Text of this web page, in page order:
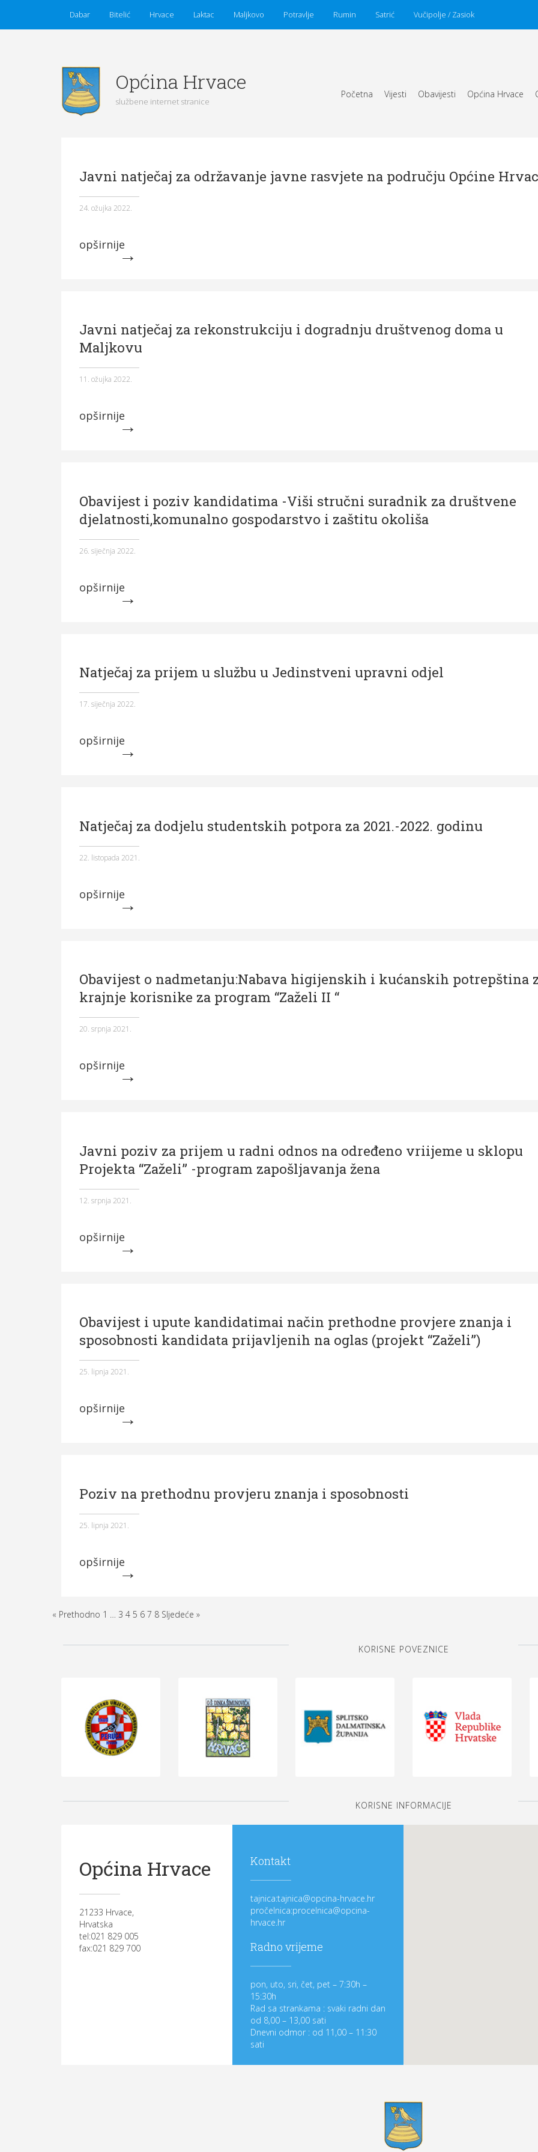
Dabar Bitelić Hrvace Laktac Maljkovo Potravlje Rumin Satrić Vučipolje / Zasiok
Općina Hrvace
službene internet stranice
Početna Vijesti Obavijesti Općina Hrvace
Općinska tijela
Pristup informacijama
Javni natječaj za održavanje javne rasvjete na području Općine
24. ožujka 2022.
opširnije
Javni natječaj za rekonstrukciju i dogradnju društvenog doma u
Maljkovu
11. ožujka 2022.
opširnije
Obavijest i poziv kandidatima -Viši stručni suradnik za društvene
djelatnosti,komunalno gospodarstvo i zaštitu okoliša
26. siječnja 2022.
opširnije
Natječaj za prijem u službu u Jedinstveni upravni odjel
17. siječnja 2022.
opširnije
Natječaj za dodjelu studentskih potpora za 2021.-2022. godinu
22. listopada 2021.
opširnije
Obavijest o nadmetanju:Nabava higijenskih i kućanskih potrepština
krajnje korisnike za program “Zaželi II “
20. srpnja 2021.
opširnije
Javni poziv za prijem u radni odnos na određeno vriijeme u sklopu
Projekta “Zaželi” -program zapošljavanja žena
12. srpnja 2021.
opširnije
Obavijest i upute kandidatimai način prethodne provjere znanja i
sposobnosti kandidata prijavljenih na oglas (projekt “Zaželi”)
25. lipnja 2021.
opširnije
Poziv na prethodnu provjeru znanja i sposobnosti
25. lipnja 2021.
opširnije
« Prethodno 1 3 4 5 6 7 8 Sljedeće »
KORISNE POVEZNICE
KORISNE INFORMACIJE
Općina Hrvace
21233 Hrvace,
Hrvatska
tel:021 829 005
fax:021 829 700
Kontakt
tajnica:tajnica@opcina-hrvace.hr
pročelnica:procelnica@opcina-
hrvace.hr
Radno vrijeme
pon, uto, sri, čet, pet – 7:30h –
15:30h
Rad sa strankama : svaki radni dan
od 8,00 – 13,00 sati
Dnevni odmor : od 11,00 – 11:30
sati